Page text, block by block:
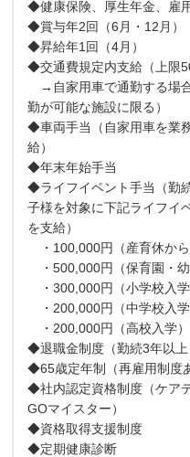
◆健康保険、厚生年金、雇
◆賞与年2回（6月・12月）
◆昇給年1回（4月）
◆交通費規定内支給（上限
→自家用車で通勤する場
勤が可能な施設に限る）
◆車両手当（自家用車を業
給）
◆年末年始手当
◆ライフイベント手当（勤
子様を対象に下記ライフイ
を支給）
・100,000円（産育休から
・500,000円（保育園・幼
・300,000円（小学校入学
・200,000円（中学校入学
・200,000円（高校入学）
◆退職金制度（勤続3年以上
◆65歳定年制（再雇用制度
◆社内認定資格制度（ケア
GOマイスター）
◆資格取得支援制度
◆定期健康診断